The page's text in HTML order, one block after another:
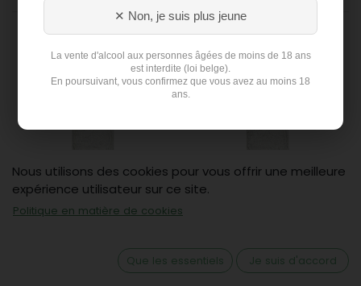
Spa eau plat (6x1L)
Nous utilisons des cookies pour vous offrir une meilleure
expérience utilisateur sur ce site.
Politique en matière de cookies
Que les essentiels Je suis d'accord
✕ Non, je suis plus jeune
La vente d'alcool aux personnes âgées de moins de 18 ans
est interdite (loi belge).
En poursuivant, vous confirmez que vous avez au moins 18
ans.